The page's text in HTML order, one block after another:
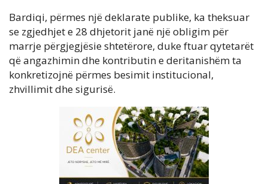
Bardiqi, përmes një deklarate publike, ka theksuar
se zgjedhjet e 28 dhjetorit janë një obligim për
marrje përgjegjësie shtetërore, duke ftuar qytetarët
që angazhimin dhe kontributin e deritanishëm ta
konkretizojnë përmes besimit institucional,
zhvillimit dhe sigurisë.